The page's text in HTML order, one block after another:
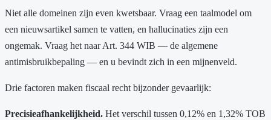
Niet alle domeinen zijn even kwetsbaar. Vraag een taalmodel om
een nieuwsartikel samen te vatten, en hallucinaties zijn een
ongemak. Vraag het naar Art. 344 WIB — de algemene
antimisbruikbepaling — en u bevindt zich in een mijnenveld.
Drie factoren maken fiscaal recht bijzonder gevaarlijk:
Precisieafhankelijkheid. Het verschil tussen 0,12% en 1,32% TOB